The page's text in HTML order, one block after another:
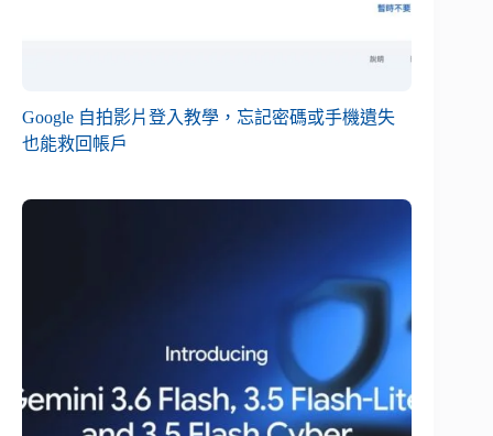
Google 自拍影片登入教學，忘記密碼或手機遺失
也能救回帳戶